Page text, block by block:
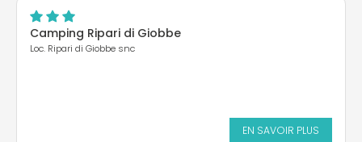
Camping Ripari di Giobbe
Loc. Ripari di Giobbe snc
EN SAVOIR PLUS